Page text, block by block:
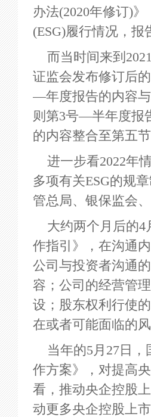
办法(2020年修订)
(ESG)履行情况，
而当时间来到
证监会发布修订后
—年度报告的内容
则第3号—半年度报
的内容整合至第五
进一步看2022年
多项有关ESG的规
管总局、银保监会
大约两个月后的
作指引》，在沟通
公司与投资者沟通
容；公司的经营管
设；股东权利行使
在或者可能面临的
当年的5月27日
作方案》，对提高
看，推动央企控股
动更多央企控股上